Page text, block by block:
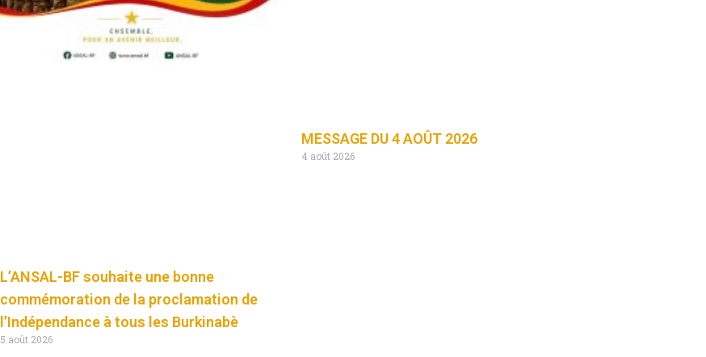
L’ANSAL-BF souhaite une bonne
commémoration de la proclamation de
l’Indépendance à tous les Burkinabè
5 août 2026
MESSAGE DU 4 AOÛT 2026
4 août 2026